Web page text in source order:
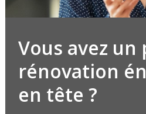
Vous avez
rénovation
en tête ?